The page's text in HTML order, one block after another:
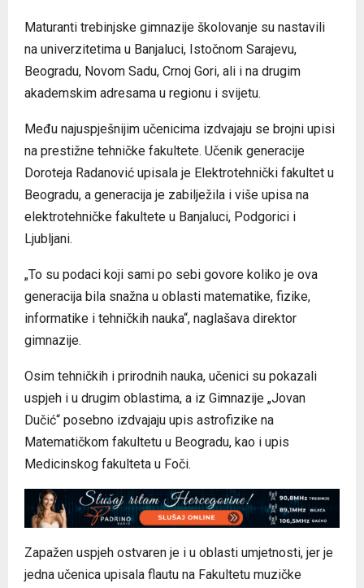
Maturanti trebinjske gimnazije školovanje su nastavili
na univerzitetima u Banjaluci, Istočnom Sarajevu,
Beogradu, Novom Sadu, Crnoj Gori, ali i na drugim
akademskim adresama u regionu i svijetu.
Među najuspješnijim učenicima izdvajaju se brojni upisi
na prestižne tehničke fakultete. Učenik generacije
Doroteja Radanović upisala je Elektrotehnički fakultet u
Beogradu, a generacija je zabilježila i više upisa na
elektrotehničke fakultete u Banjaluci, Podgorici i
Ljubljani.
„To su podaci koji sami po sebi govore koliko je ova
generacija bila snažna u oblasti matematike, fizike,
informatike i tehničkih nauka“, naglašava direktor
gimnazije.
Osim tehničkih i prirodnih nauka, učenici su pokazali
uspjeh i u drugim oblastima, a iz Gimnazije „Jovan
Dučić“ posebno izdvajaju upis astrofizike na
Matematičkom fakultetu u Beogradu, kao i upis
Medicinskog fakulteta u Foči.
Zapažen uspjeh ostvaren je i u oblasti umjetnosti, jer je
jedna učenica upisala flautu na Fakultetu muzičke